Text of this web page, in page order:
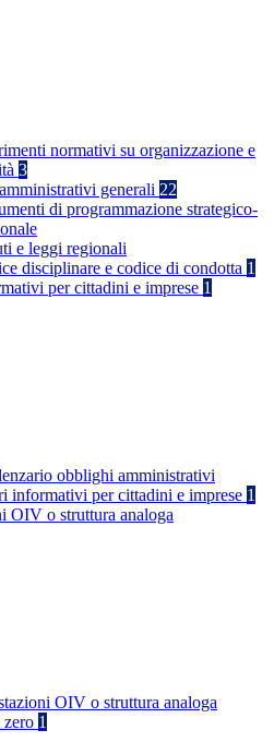
normativi su organizzazione e
3
generali 22
di programmazione strategico-
e leggi regionali
disciplinare e codice di condotta 1
per cittadini e imprese 1
obblighi amministrativi
informativi per cittadini e imprese 1
OIV o struttura analoga
OIV o struttura analoga
zero 1